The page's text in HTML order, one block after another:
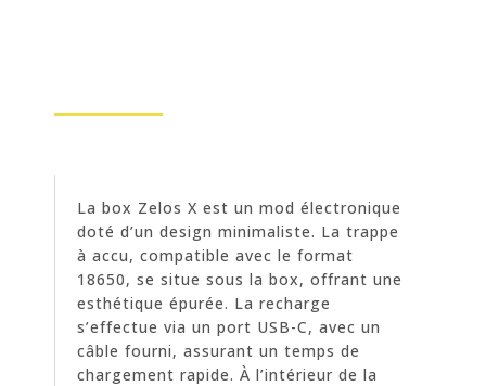
La box Zelos X est un mod électronique
doté d’un design minimaliste. La trappe
à accu, compatible avec le format
18650, se situe sous la box, offrant une
esthétique épurée. La recharge
s’effectue via un port USB-C, avec un
câble fourni, assurant un temps de
chargement rapide. À l’intérieur de la